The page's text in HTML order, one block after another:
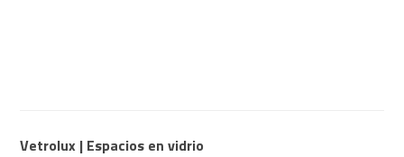
Vetrolux | Espacios en vidrio